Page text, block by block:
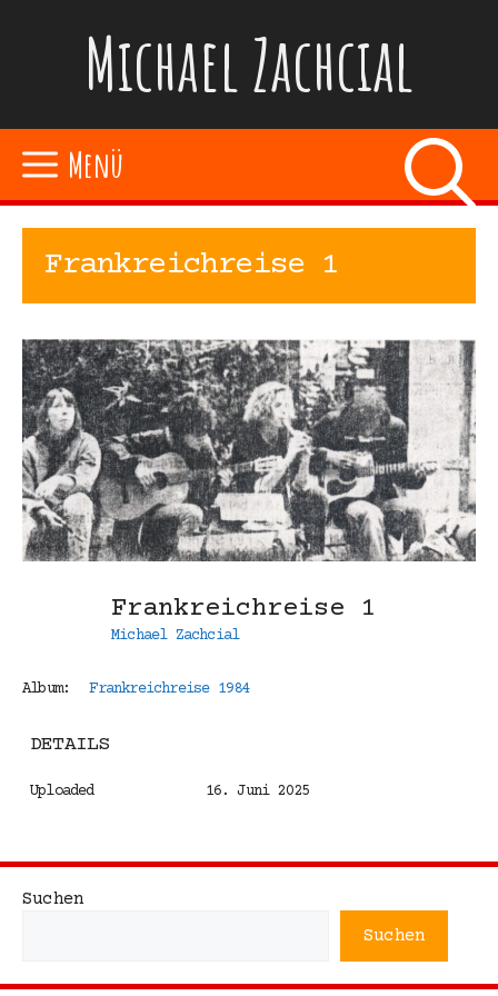
Michael Zachcial
Menü
Frankreichreise 1
Frankreichreise 1
Michael Zachcial
Album: Frankreichreise 1984
DETAILS
Uploaded 16. Juni 2025
Suchen
Suchen